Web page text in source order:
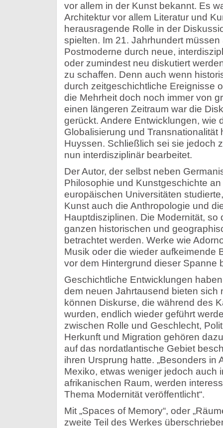
vor allem in der Kunst bekannt. Es
Architektur vor allem Literatur und
herausragende Rolle in der
spielten. Im 21. Jahrhundert müssen
Postmoderne durch neue,
oder zumindest neu diskutiert
zu schaffen. Denn auch wenn
durch zeitgeschichtliche Ereignisse
die Mehrheit doch noch immer von
einen längeren Zeitraum war die
gerückt. Andere Entwicklungen, wie
Globalisierung und Transnationalität
Huyssen. Schließlich sei sie jedoch
nun interdisziplinär bearbeitet.
Der Autor, der selbst neben
Philosophie und Kunstgeschichte
europäischen Universitäten
Kunst auch die Anthropologie und
Hauptdisziplinen. Die Modernität, so
ganzen historischen und
betrachtet werden. Werke wie
Musik oder die wieder aufkeimende
vor dem Hintergrund dieser Spanne
Geschichtliche Entwicklungen
dem neuen Jahrtausend bieten sich
können Diskurse, die während des
wurden, endlich wieder geführt
zwischen Rolle und Geschlecht,
Herkunft und Migration gehören
auf das nordatlantische Gebiet
ihren Ursprung hatte. „Besonders in
Mexiko, etwas weniger jedoch auch
afrikanischen Raum, werden
Thema Modernität veröffentlicht“.
Mit „Spaces of Memory“, oder
zweite Teil des Werkes